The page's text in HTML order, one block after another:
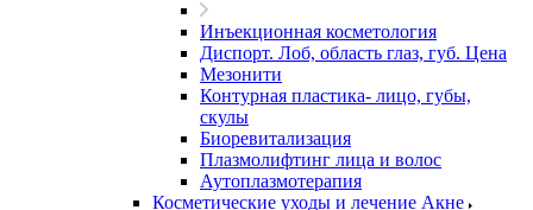
Инъекционная косметология
Диспорт. Лоб, область глаз, губ. Цена
Мезонити
Контурная пластика- лицо, губы,
скулы
Биоревитализация
Плазмолифтинг лица и волос
Аутоплазмотерапия
Косметические уходы и лечение Акне